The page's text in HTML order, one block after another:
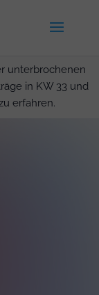
unterbrochenen
in KW 33 und
erfahren.